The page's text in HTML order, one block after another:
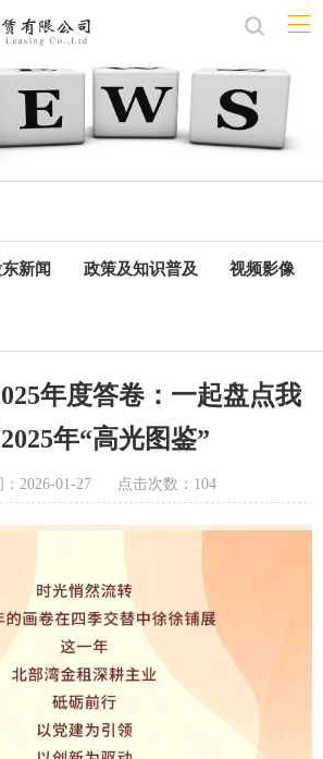
新闻 政策及知识普及 视频影像
年度答卷：一起盘点我
年“高光图鉴”
2026-01-27 点击次数：104